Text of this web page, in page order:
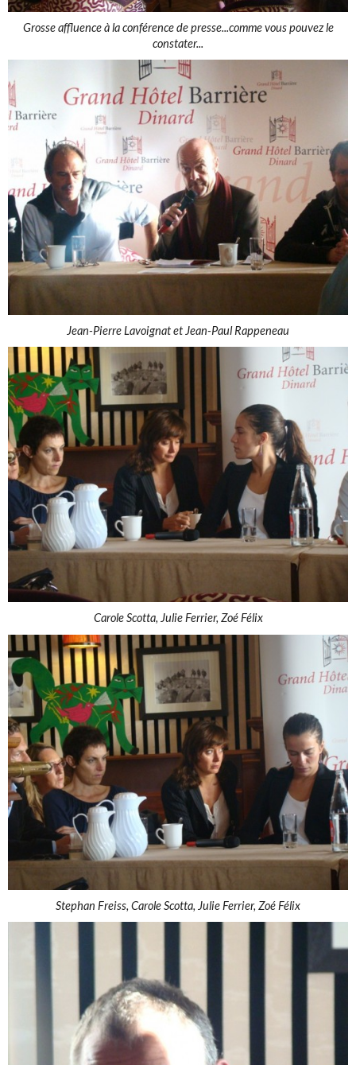
Grosse affluence à la conférence de presse...comme vous pouvez le
constater...
Jean-Pierre Lavoignat et Jean-Paul Rappeneau
Carole Scotta, Julie Ferrier, Zoé Félix
Stephan Freiss, Carole Scotta, Julie Ferrier, Zoé Félix